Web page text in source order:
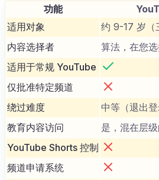
功能
适用对象
约 9-17 岁（
内容选择者
算法，在您
适用于常规 YouTube
仅批准特定频道
绕过难度
中等（退出
教育内容访问
是，混在层
YouTube Shorts 控制
频道申请系统